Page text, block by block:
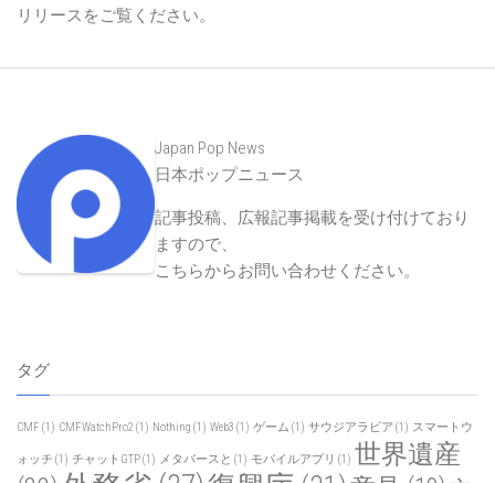
リリースをご覧ください。
Japan Pop News
日本ポップニュース
記事投稿、広報記事掲載を受け付けており
ますので、
こちらからお問い合わせください。
タグ
CMF (1) CMFWatchPro2 (1) Nothing (1) Web3 (1) ゲーム (1) サウジアラビア (1) スマートウ
ォッチ (1) チャットGTP(1) メタバースと (1) モバイルアプリ (1) 世界遺産